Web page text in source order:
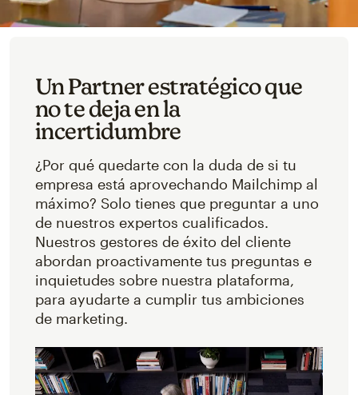
Un Partner estratégico que
no te deja en la
incertidumbre
¿Por qué quedarte con la duda de si tu
empresa está aprovechando Mailchimp al
máximo? Solo tienes que preguntar a uno
de nuestros expertos cualificados.
Nuestros gestores de éxito del cliente
abordan proactivamente tus preguntas e
inquietudes sobre nuestra plataforma,
para ayudarte a cumplir tus ambiciones
de marketing.